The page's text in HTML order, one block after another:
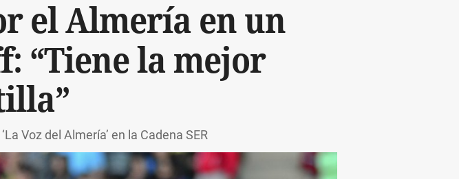
el Almería en un
“Tiene la mejor
Voz del Almería’ en la Cadena SER